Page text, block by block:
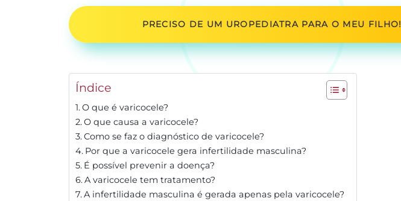
PRECISO DE UM UROPEDIATRA PARA O MEU FILHO!
Índice
O que é varicocele?
O que causa a varicocele?
Como se faz o diagnóstico de varicocele?
Por que a varicocele gera infertilidade masculina?
É possível prevenir a doença?
A varicocele tem tratamento?
A infertilidade masculina é gerada apenas pela varicocele?